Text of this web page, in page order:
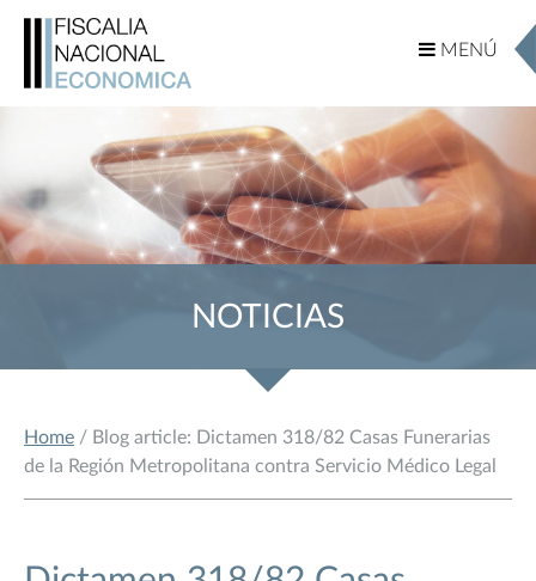
MENÚ
MENÚ
NOTICIAS
Home / Blog article: Dictamen 318/82 Casas Funerarias
de la Región Metropolitana contra Servicio Médico Legal